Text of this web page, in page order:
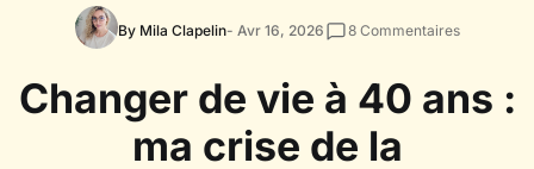
By Mila Clapelin- Avr 16, 2026 8Commentaires
Changer de vie à 40 ans :
ma crise de la